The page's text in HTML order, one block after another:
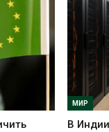
МИР
В